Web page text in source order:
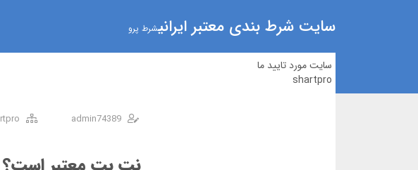
سایت شرط بندی معتبر ایرانیشرط پرو
سایت مورد تایید ما
shartpro
admin74389